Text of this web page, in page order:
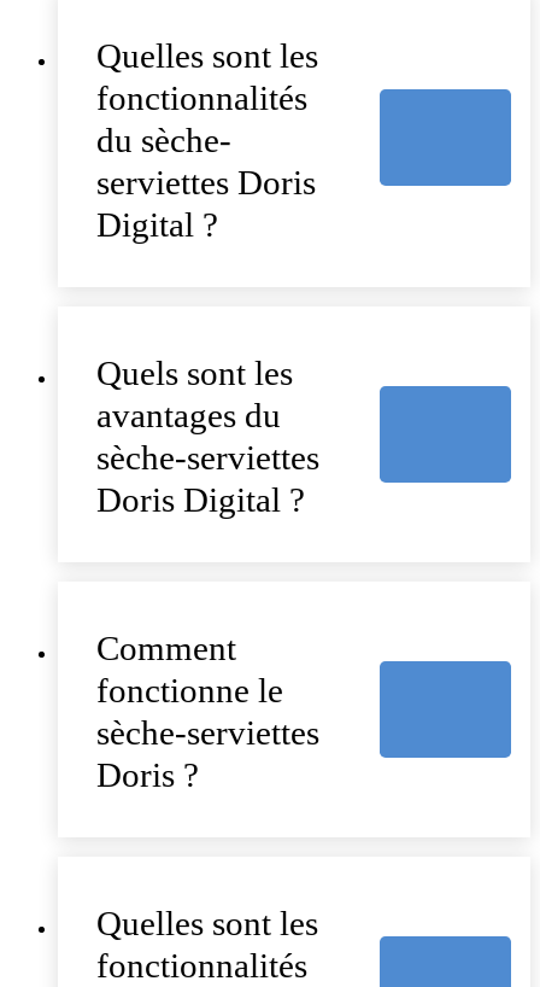
Quelles sont les
fonctionnalités
du sèche-
serviettes Doris
Digital ?
Quels sont les
avantages du
sèche-serviettes
Doris Digital ?
Comment
fonctionne le
sèche-serviettes
Doris ?
Quelles sont les
fonctionnalités